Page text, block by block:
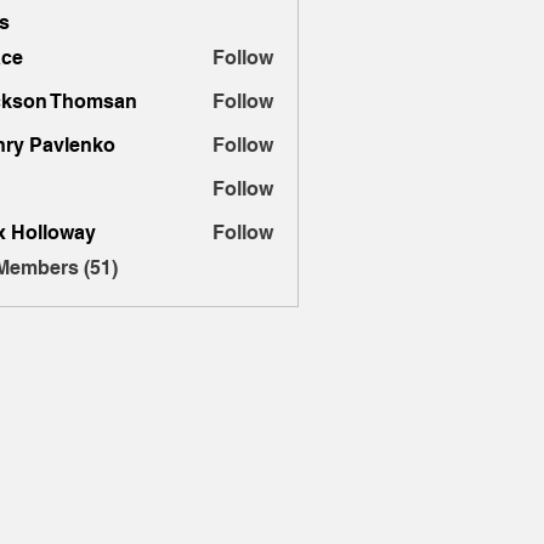
Follow
Thomsan
Follow
Pavlenko
Follow
Follow
Holloway
Follow
(51)